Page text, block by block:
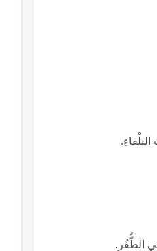
الظُّفُرِ.